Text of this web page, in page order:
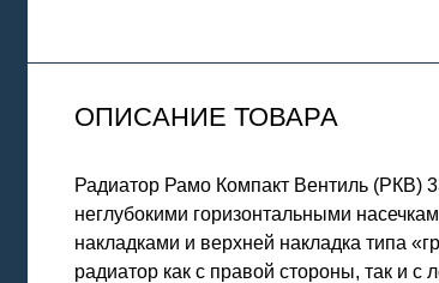
ОПИСАНИЕ ТОВАРА
Радиатор Рамо Компакт Вентиль (РКВ)
неглубокими горизонтальными
накладками и верхней накладка типа
радиатор как с правой стороны, так и с